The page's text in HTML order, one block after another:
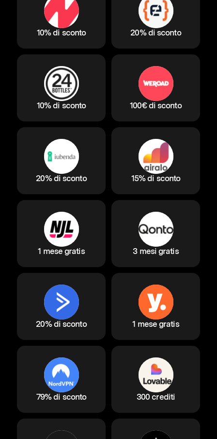
10% di sconto 20% di sconto
10% di sconto 100€ di sconto
20% di sconto 15% di sconto
1 mese gratis 3 mesi gratis
20% di sconto 1 mese gratis
79% di sconto 300 crediti